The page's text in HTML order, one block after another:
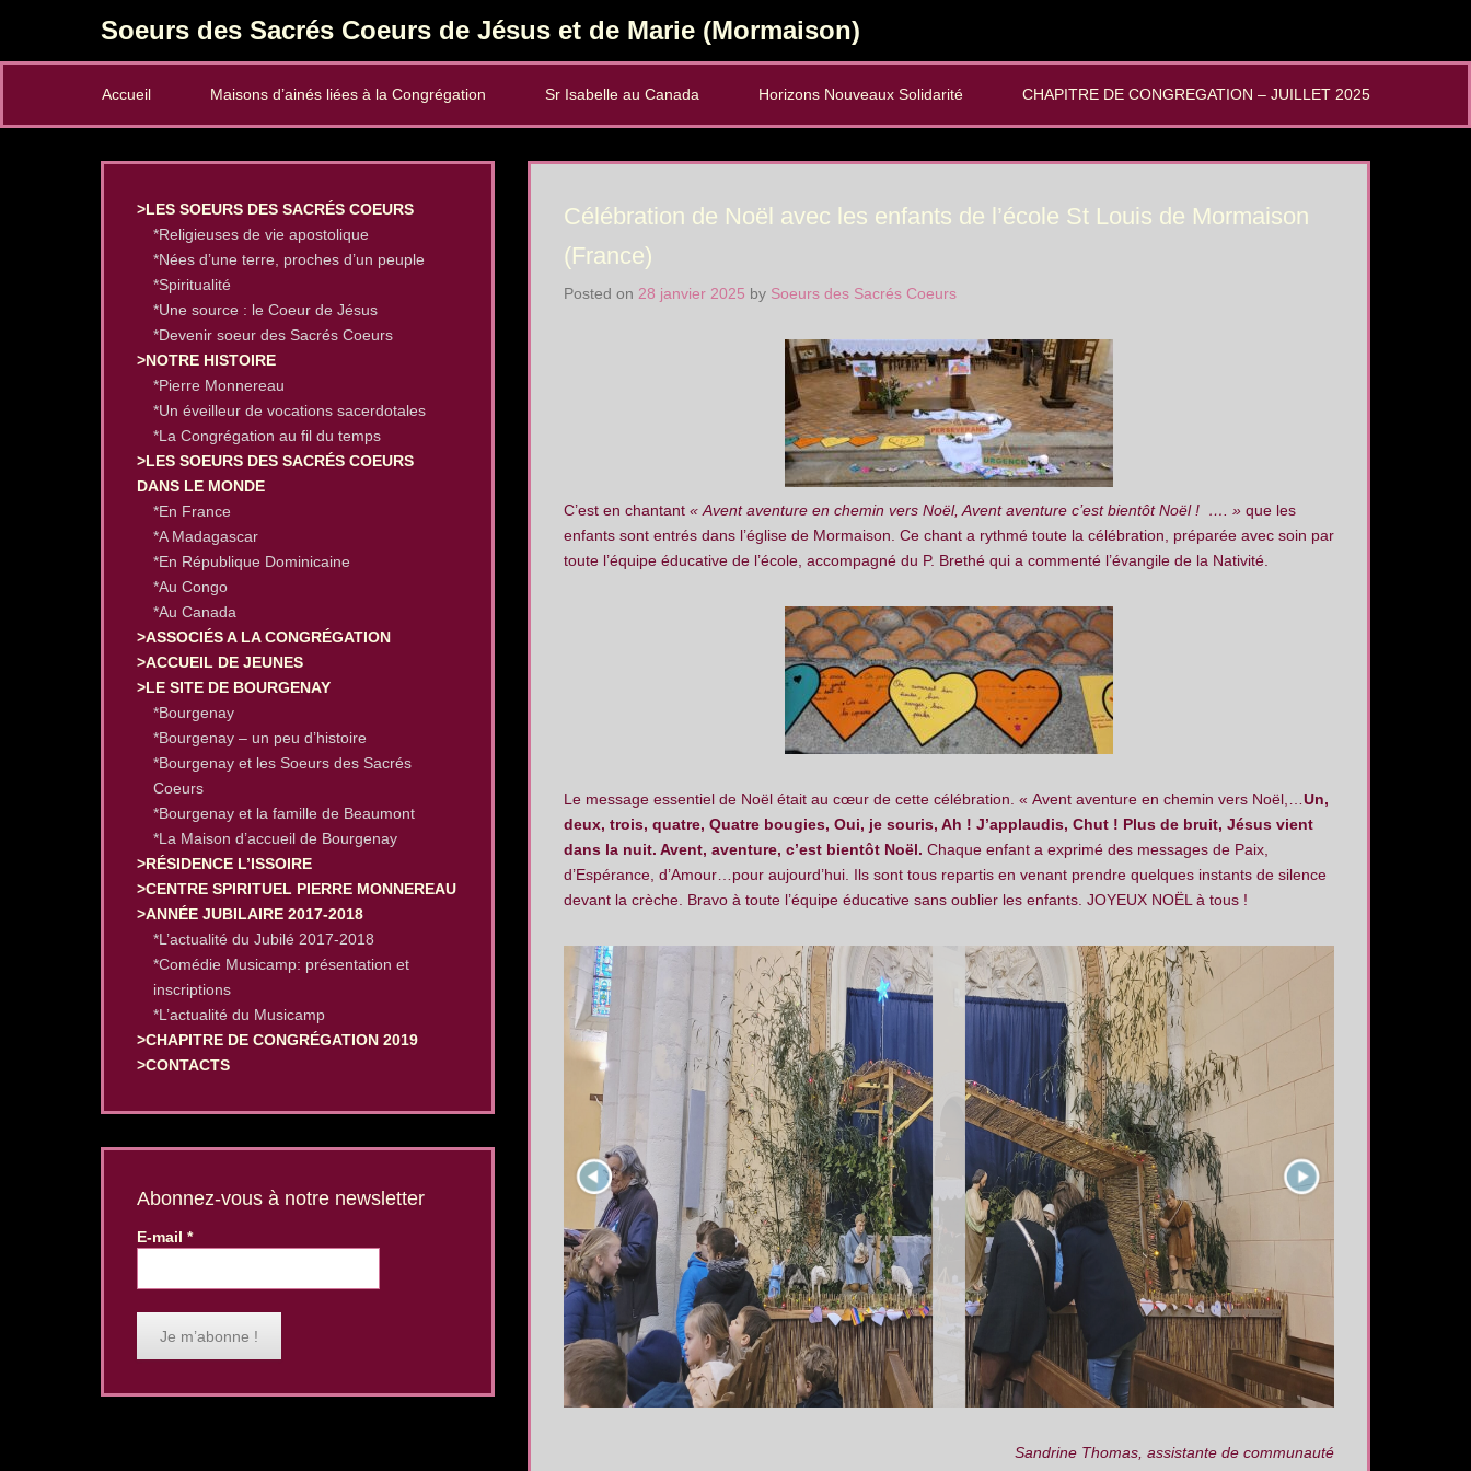
Soeurs des Sacrés Coeurs de Jésus et de Marie (Mormaison)
Accueil
Maisons d’ainés liées à la Congrégation Sr Isabelle au Canada Horizons Nouveaux Solidarité CHAPITRE DE CONGREGATION – JUILLET 2025
Célébration de Noël avec les enfants de l’école St Louis de Mormaison
(France)
Posted on 28 janvier 2025 by Soeurs des Sacrés Coeurs
C’est en chantant « Avent aventure en chemin vers Noël, Avent aventure c’est bientôt Noël ! …. » que les
enfants sont entrés dans l’église de Mormaison. Ce chant a rythmé toute la célébration, préparée avec soin par
toute l’équipe éducative de l’école, accompagné du P. Brethé qui a commenté l’évangile de la Nativité.
Le message essentiel de Noël était au cœur de cette célébration. « Avent aventure en chemin vers Noël,… Un,
deux, trois, quatre, Quatre bougies, Oui, je souris, Ah ! J’applaudis, Chut ! Plus de bruit, Jésus vient
dans la nuit. Avent, aventure, c’est bientôt Noël. Chaque enfant a exprimé des messages de Paix,
d’Espérance, d’Amour…pour aujourd’hui. Ils sont tous repartis en venant prendre quelques instants de silence
devant la crèche. Bravo à toute l’équipe éducative sans oublier les enfants. JOYEUX NOËL à tous !
Sandrine Thomas, assistante de communauté
>LES SOEURS DES SACRÉS COEURS
*Religieuses de vie apostolique
*Nées d’une terre, proches d’un peuple
*Spiritualité
*Une source : le Coeur de Jésus
*Devenir soeur des Sacrés Coeurs
>NOTRE HISTOIRE
*Pierre Monnereau
*Un éveilleur de vocations sacerdotales
*La Congrégation au fil du temps
>LES SOEURS DES SACRÉS COEURS
DANS LE MONDE
*En France
*A Madagascar
*En République Dominicaine
*Au Congo
*Au Canada
>ASSOCIÉS A LA CONGRÉGATION
>ACCUEIL DE JEUNES
>LE SITE DE BOURGENAY
*Bourgenay
*Bourgenay – un peu d’histoire
*Bourgenay et les Soeurs des Sacrés
Coeurs
*Bourgenay et la famille de Beaumont
*La Maison d’accueil de Bourgenay
>RÉSIDENCE L’ISSOIRE
>CENTRE SPIRITUEL PIERRE MONNEREAU
>ANNÉE JUBILAIRE 2017-2018
*L’actualité du Jubilé 2017-2018
*Comédie Musicamp: présentation et
inscriptions
*L’actualité du Musicamp
>CHAPITRE DE CONGRÉGATION 2019
>CONTACTS
Abonnez-vous à notre newsletter
E-mail *